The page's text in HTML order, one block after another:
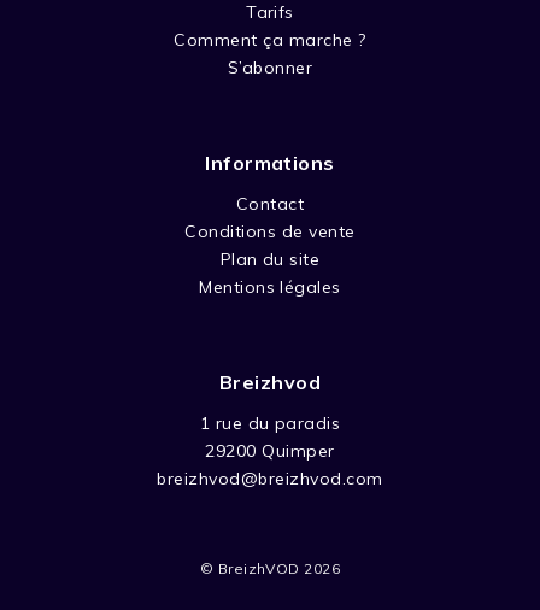
Tarifs
Comment ça marche ?
S’abonner
Informations
Contact
Conditions de vente
Plan du site
Mentions légales
Breizhvod
1 rue du paradis
29200 Quimper
breizhvod@breizhvod.com
© BreizhVOD 2026